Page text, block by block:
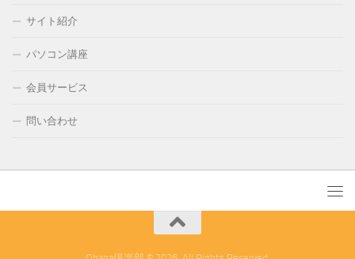
サイト紹介
パソコン講座
会員サービス
問い合わせ